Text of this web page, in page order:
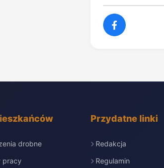
drobne
pracy
Przydatne linki
Redakcja
Regulamin